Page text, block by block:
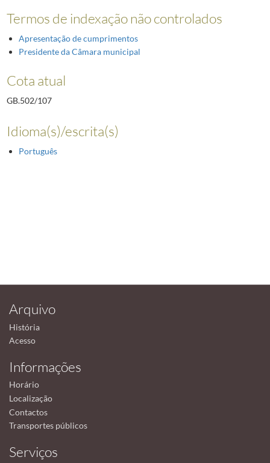
Termos de indexação não controlados
Apresentação de cumprimentos
Presidente da Câmara municipal
Cota atual
GB.502/107
Idioma(s)/escrita(s)
Português
Arquivo
História
Acesso
Informações
Horário
Localização
Contactos
Transportes públicos
Serviços